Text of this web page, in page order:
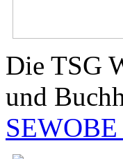
Die TSG
und